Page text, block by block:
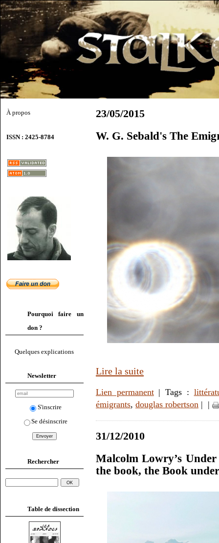
À propos
ISSN : 2425-8784
Pourquoi faire un
don ?
Quelques explications
Newsletter
S'inscrire
Se désinscrire
Rechercher
Table de dissection
23/05/2015
W. G. Sebald's The
Lire la suite
Lien permanent| Tags :
émigrants, douglas robertson | |
31/12/2010
Malcolm Lowry’s
the book, the Book